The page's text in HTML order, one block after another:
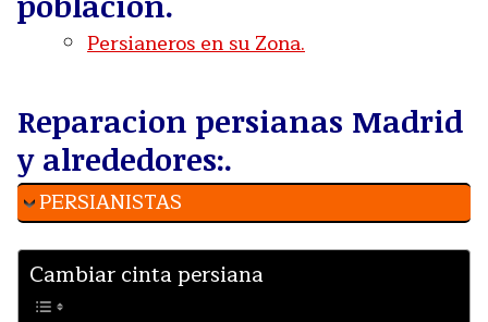
Persianeros en su Zona.
Reparacion persianas Madrid
y alrededores:.
PERSIANISTAS
Cambiar cinta persiana